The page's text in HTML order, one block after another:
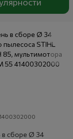
сборе Ø 34